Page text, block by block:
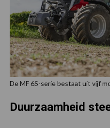
De MF 6S-serie bestaat uit vijf
Duurzaamheid